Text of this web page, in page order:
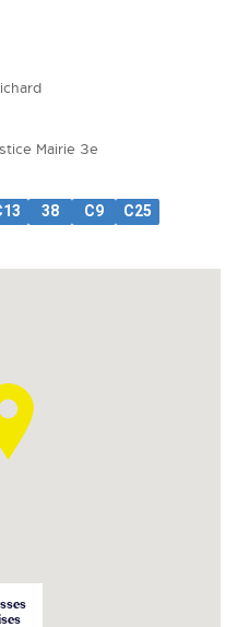
Mairie 3e
38 C9 C25